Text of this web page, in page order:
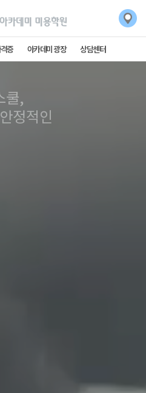
증 아카데미 광장 상담센터
쿨,
정적인
쿨,